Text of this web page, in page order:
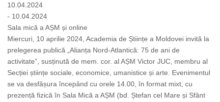
10.04.2024
- 10.04.2024
Sala mică a AȘM și online
Miercuri, 10 aprilie 2024, Academia de Științe a Moldovei invită la
prelegerea publică „Alianța Nord-Atlantică: 75 de ani de
activitate”, susținută de mem. cor. al AȘM Victor JUC, membru al
Secției științe sociale, economice, umanistice și arte. Evenimentul
se va desfășura începând cu orele 14.00, în format mixt, cu
prezență fizică în Sala Mică a AȘM (bd. Ștefan cel Mare și Sfânt